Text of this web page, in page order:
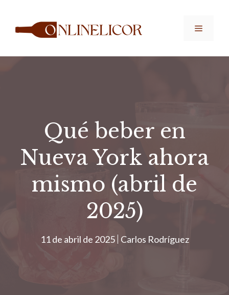
contenido
Menú
Qué beber en
Nueva York ahora
mismo (abril de
2025)
11 de abril de 2025 Carlos Rodríguez